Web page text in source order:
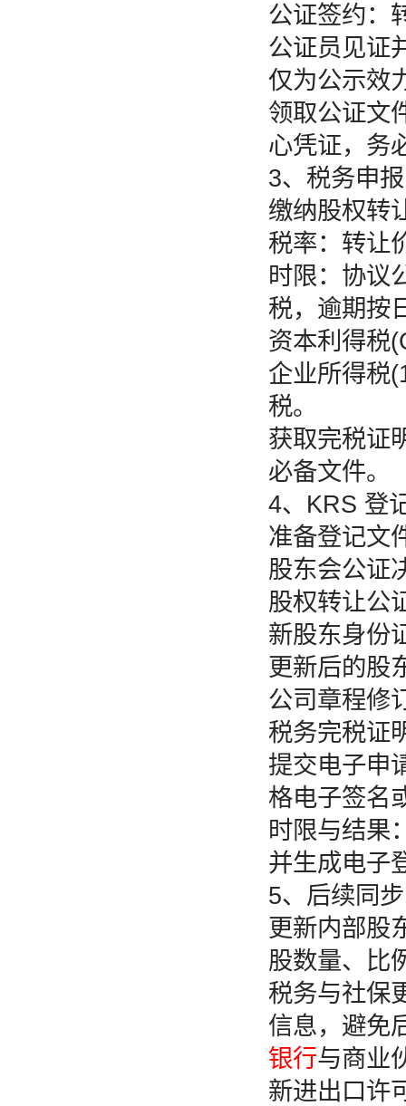
公证签约：
公证员见证
仅为公示效
领取公证文
心凭证，务
3、税务申报
缴纳股权转
税率：转让
时限：协议
税，逾期按
资本利得税
企业所得税
税。
获取完税证
必备文件。
4、KRS 登
准备登记文
股东会公证
股权转让公
新股东身份
更新后的股
公司章程修
税务完税证
提交电子申
格电子签名
时限与结果
并生成电子
5、后续同
更新内部股
股数量、比
税务与社保
信息，避免
银行与商业
新进出口许